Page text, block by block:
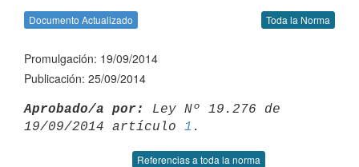
Documento Actualizado Toda la Norma
Promulgación: 19/09/2014
Publicación: 25/09/2014
Aprobado/a por:
Ley Nº 19.276 de
19/09/2014 artículo 1
Referencias a toda la norma